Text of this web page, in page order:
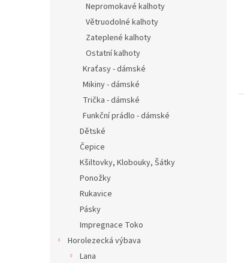
Nepromokavé kalhoty
Větruodolné kalhoty
Zateplené kalhoty
Ostatní kalhoty
Kraťasy - dámské
Mikiny - dámské
Trička - dámské
Funkční prádlo - dámské
Dětské
Čepice
Kšiltovky, Klobouky, Šátky
Ponožky
Rukavice
Pásky
Impregnace Toko
Horolezecká výbava
Lana